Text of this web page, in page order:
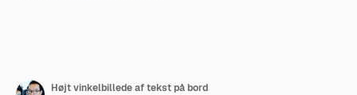
Højt vinkelbillede af tekst på bord